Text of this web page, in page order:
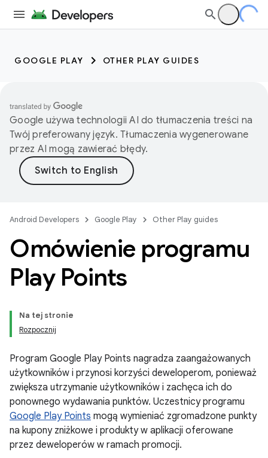
GOOGLE PLAY OTHER PLAY GUIDES
Google używa technologii AI do tłumaczenia treści na
Twój preferowany język. Tłumaczenia wygenerowane
przez AI mogą zawierać błędy.
Android Developers Google Play Other Play guides
Omówienie programu
Play Points
Na tej stronie
Rozpocznij
Program Google Play Points nagradza zaangażowanych
użytkowników i przynosi korzyści deweloperom, ponieważ
zwiększa utrzymanie użytkowników i zachęca ich do
ponownego wydawania punktów. Uczestnicy programu
Google Play Points mogą wymieniać zgromadzone punkty
na kupony zniżkowe i produkty w aplikacji oferowane
przez deweloperów w ramach promocji.